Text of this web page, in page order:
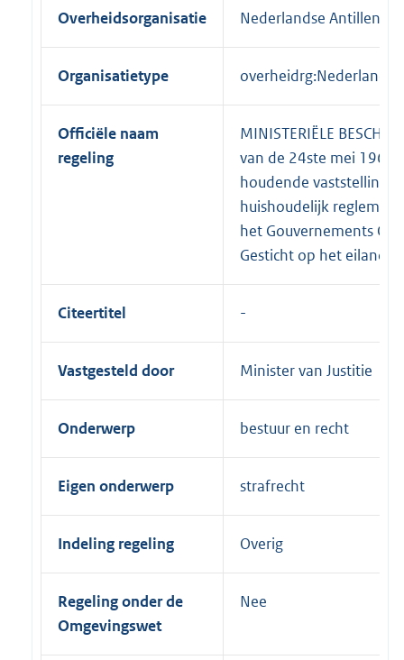
Overheidsorganisatie Nederlandse Antillen
Organisatietype
Officiële naam
regeling
MINISTERIËLE
van de 24ste mei 1962
houdende vaststelling
huishoudelijk
het Gouvernements
Gesticht op het eiland
Citeertitel
Vastgesteld door Minister van Justitie
Onderwerp bestuur en recht
Eigen onderwerp strafrecht
Indeling regeling Overig
Regeling onder de
Omgevingswet
Nee